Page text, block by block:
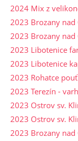
2024 Mix z
2023 Brozany
2023 Brozany
2023 Libotenice
2023 Libotenice
2023 Rohatce pouť
2023 Terezín -
2023 Ostrov sv.
2023 Ostrov sv.
2023 Brozany